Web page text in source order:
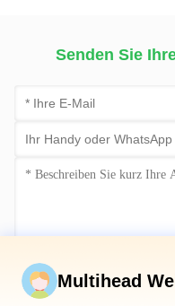
Senden Sie
Jetzt
Multihead